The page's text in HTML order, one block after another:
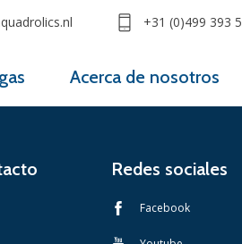
Acerca de nosotros
+31 (0)499 393
Redes sociales
Facebook